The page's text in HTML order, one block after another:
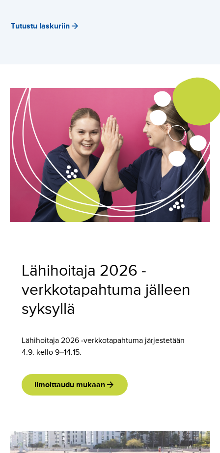
Tutustu laskuriin
Lähihoitaja 2026 -
verkkotapahtuma jälleen
syksyllä
Lähihoitaja 2026 -verkkotapahtuma järjestetään
4.9. kello 9–14.15.
Ilmoittaudu mukaan